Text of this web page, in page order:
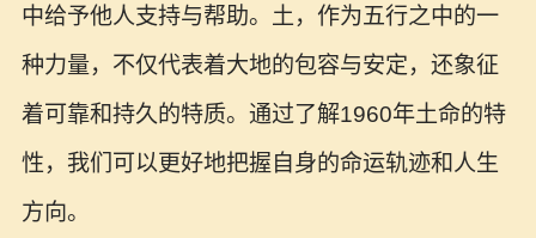
中给予他人支持与帮助。土，作为五行之中的一
种力量，不仅代表着大地的包容与安定，还象征
着可靠和持久的特质。通过了解1960年土命的特
性，我们可以更好地把握自身的命运轨迹和人生
方向。